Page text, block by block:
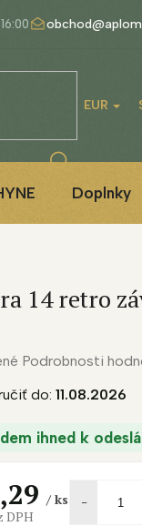
EUR
Doplnky
ihned k
do: 11.08.2026
14 retro
Podrobnosti
/ ks
DPH